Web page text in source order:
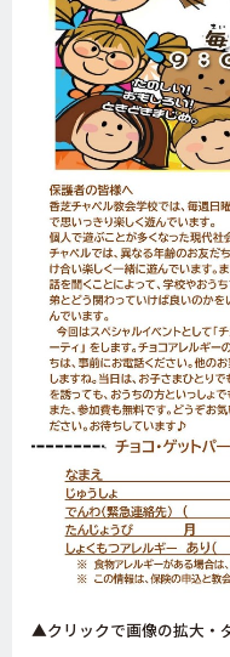
▲クリックで画像の拡大・